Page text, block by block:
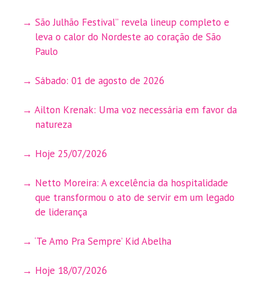
São Julhão Festival” revela lineup completo e
leva o calor do Nordeste ao coração de São
Paulo
Sábado: 01 de agosto de 2026
Ailton Krenak: Uma voz necessária em favor da
natureza
Hoje 25/07/2026
Netto Moreira: A excelência da hospitalidade
que transformou o ato de servir em um legado
de liderança
‘Te Amo Pra Sempre’ Kid Abelha
Hoje 18/07/2026